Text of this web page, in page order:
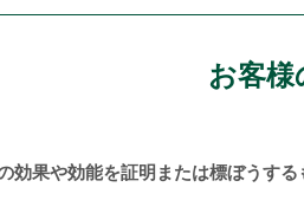
お客様
果や効能を証明または標ぼうする